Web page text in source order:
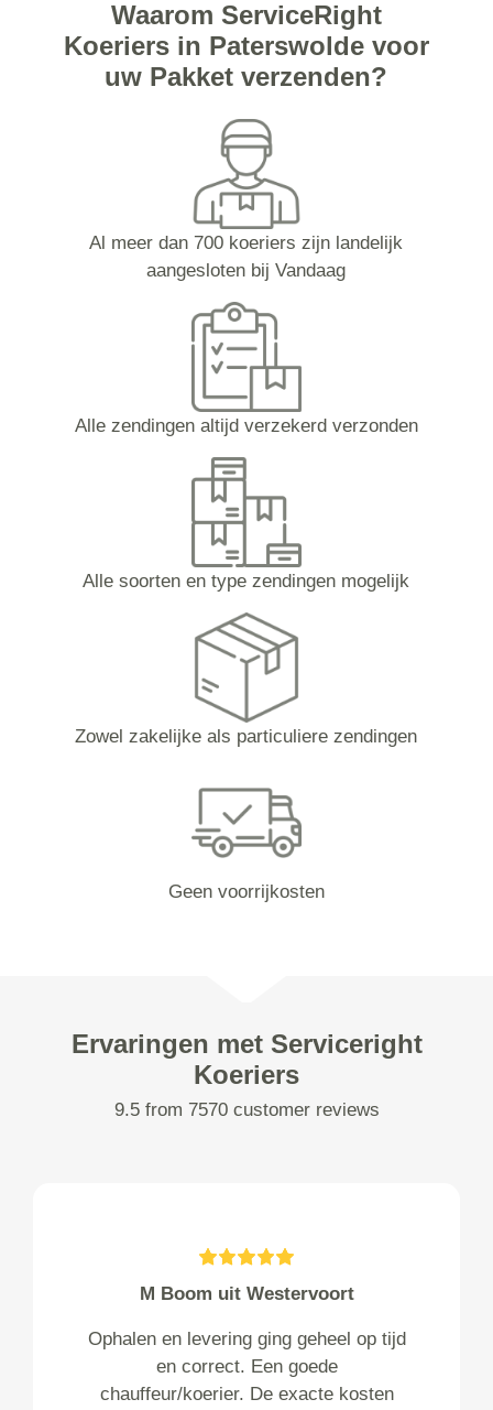
Waarom ServiceRight
Koeriers in Paterswolde voor
uw Pakket verzenden?
Al meer dan 700 koeriers zijn landelijk
aangesloten bij Vandaag
Alle zendingen altijd verzekerd verzonden
Alle soorten en type zendingen mogelijk
Zowel zakelijke als particuliere zendingen
Geen voorrijkosten
Ervaringen met Serviceright
Koeriers
9.5 from 7570 customer reviews
M Boom uit Westervoort
Ophalen en levering ging geheel op tijd
en correct. Een goede
chauffeur/koerier. De exacte kosten